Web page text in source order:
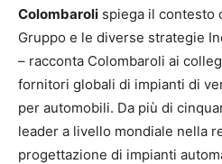
Colombaroli spiega il contesto
Gruppo e le diverse strategie
– racconta Colombaroli ai
fornitori globali di impianti di
per automobili. Da più di
leader a livello mondiale nella
progettazione di impianti